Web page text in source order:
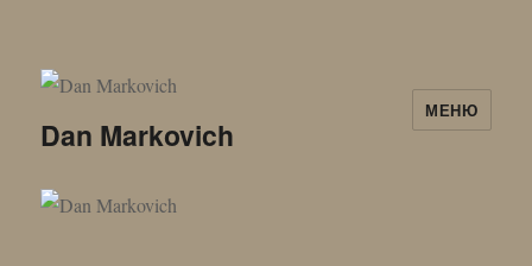
Dan Markovich
МЕНЮ